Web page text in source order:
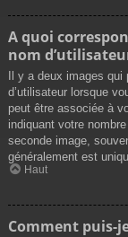
A quoi
nom
Il y a deux images
d’utilisateur lorsque
peut être associée à
indiquant votre
seconde image,
généralement est
Haut
Comment puis-